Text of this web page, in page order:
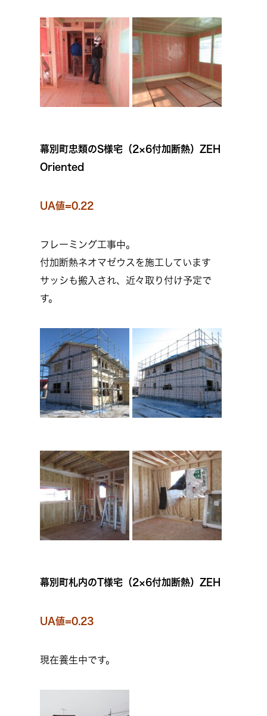
幕別町忠類のS様宅（2×6付加断熱）ZEH
Oriented
UA値=0.22
フレーミング工事中。
付加断熱ネオマゼウスを施工しています
サッシも搬入され、近々取り付け予定で
す。
幕別町札内のT様宅（2×6付加断熱）ZEH
UA値=0.23
現在養生中です。